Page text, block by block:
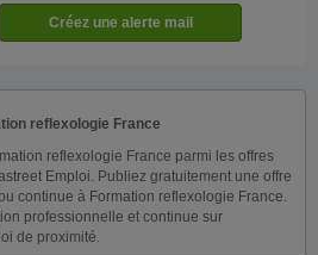
reflexologie France
reflexologie France parmi les offres
Emploi. Publiez gratuitement une offre
continue à Formation reflexologie France.
professionnelle et continue sur
de proximité.